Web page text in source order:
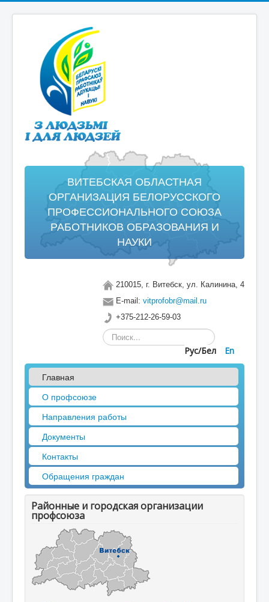
ВИТЕБСКАЯ ОБЛАСТНАЯ
ОРГАНИЗАЦИЯ БЕЛОРУССКОГО
ПРОФЕССИОНАЛЬНОГО СОЮЗА
РАБОТНИКОВ ОБРАЗОВАНИЯ И
НАУКИ
210015, г. Витебск, ул. Калинина, 4
E-mail: vitprofobr@mail.ru
+375-212-26-59-03
Искать...
Рус/Бел En
Главная
О профсоюзе
Направления работы
Документы
Контакты
Обращения граждан
Районные и городская организации
профсоюза